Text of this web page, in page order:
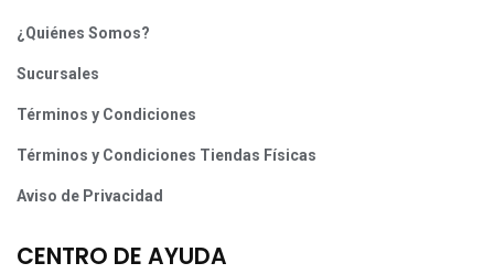
¿Quiénes Somos?
Sucursales
Términos y Condiciones
Términos y Condiciones Tiendas Físicas
Aviso de Privacidad
CENTRO DE AYUDA